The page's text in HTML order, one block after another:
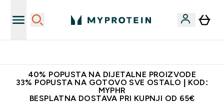
40% POPUSTA NA DIJETALNE PROIZVODE
33% POPUSTA NA GOTOVO SVE OSTALO | KOD:
MYPHR
BESPLATNA DOSTAVA PRI KUPNJI OD 65€